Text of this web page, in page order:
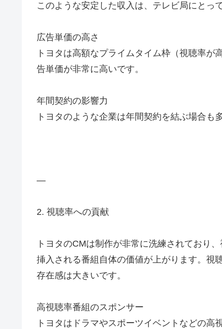
このような安定した収入は、テレビ局にとっ
広告単価の高さ
トヨタは高額なプライムタイム枠（視聴率
告単価が非常に高いです。
年間契約の影響力
トヨタのような企業は年間契約を結ぶ場合
—
2. 視聴率への貢献
トヨタのCMは制作が非常に洗練されており
挿入される番組自体の価値が上がります。視
存在感は大きいです。
高視聴率番組のスポンサー
トヨタはドラマやスポーツイベントなどの